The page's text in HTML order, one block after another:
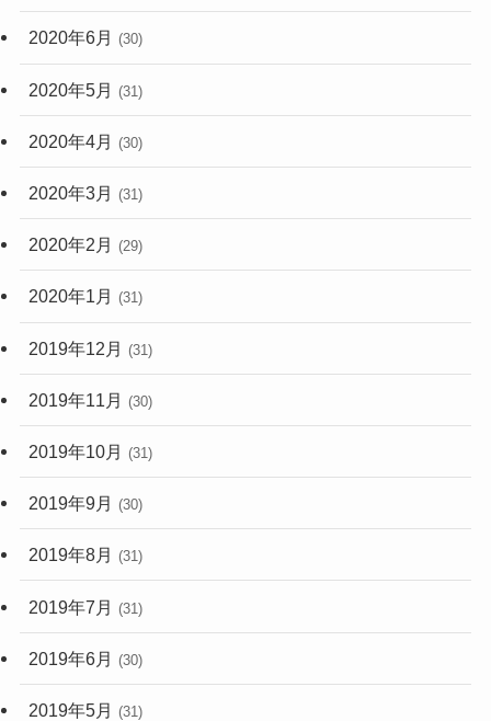
2020年6月 (30)
2020年5月 (31)
2020年4月 (30)
2020年3月 (31)
2020年2月 (29)
2020年1月 (31)
2019年12月 (31)
2019年11月 (30)
2019年10月 (31)
2019年9月 (30)
2019年8月 (31)
2019年7月 (31)
2019年6月 (30)
2019年5月 (31)